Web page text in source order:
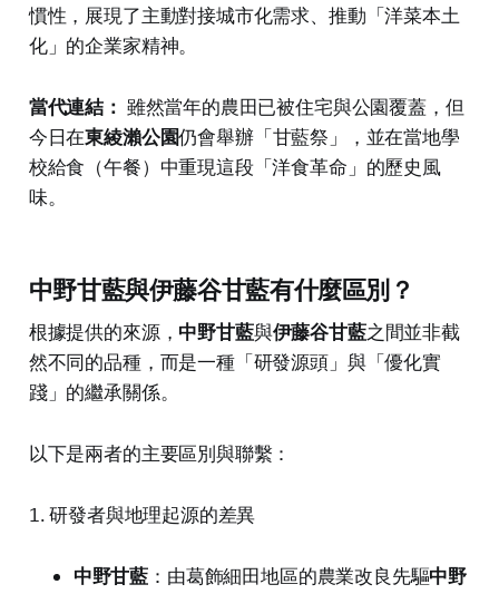
慣性，展現了主動對接城市化需求、推動「洋菜本土
化」的企業家精神。
當代連結： 雖然當年的農田已被住宅與公園覆蓋，但
今日在東綾瀨公園仍會舉辦「甘藍祭」，並在當地學
校給食（午餐）中重現這段「洋食革命」的歷史風
味。
中野甘藍與伊藤谷甘藍有什麼區別？
根據提供的來源， 中野甘藍與伊藤谷甘藍之間並非截
然不同的品種，而是一種「研發源頭」與「優化實
踐」的繼承關係。
以下是兩者的主要區別與聯繫：
1. 研發者與地理起源的差異
中野甘藍 ：由葛飾細田地區的農業改良先驅中野